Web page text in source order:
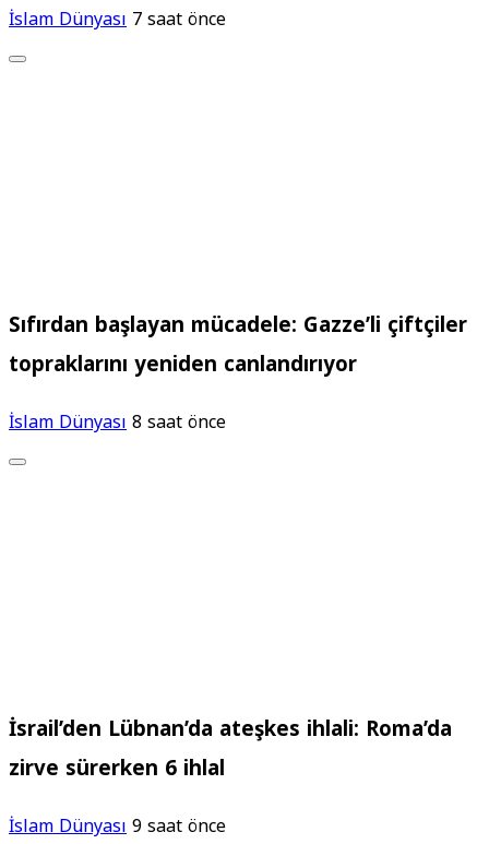
İslam Dünyası7 saat önce
Sıfırdan başlayan mücadele: Gazze’li çiftçiler
topraklarını yeniden canlandırıyor
İslam Dünyası8 saat önce
İsrail’den Lübnan’da ateşkes ihlali: Roma’da
zirve sürerken 6 ihlal
İslam Dünyası9 saat önce